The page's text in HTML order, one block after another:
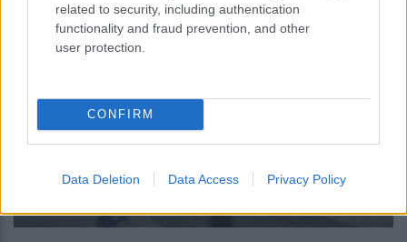
related to security, including authentication
functionality and fraud prevention, and other
user protection.
CONFIRM
Data Deletion Data Access Privacy Policy